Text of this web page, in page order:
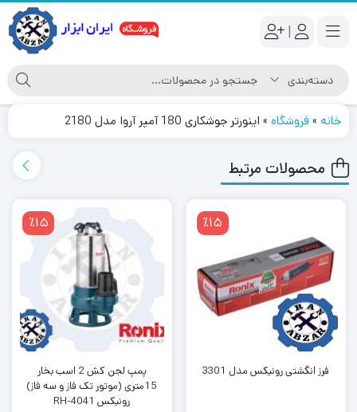
|
خانه »فروشگاه » اینورتر جوشکاری 180 آمپر آروا مدل 2180
محصولات مرتبط
٪15
فرز انگشتی رونیکس مدل 3301
٪15
پمپ لجن کش 2 اسب بخار
15متری (موتور تک فاز و سه فاز)
رونیکس RH-4041